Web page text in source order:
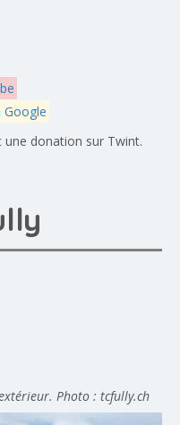
Google
une donation sur Twint.
Photo : tcfully.ch